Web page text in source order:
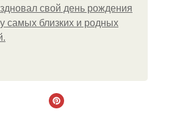
свой день рождения
самых близких и родных